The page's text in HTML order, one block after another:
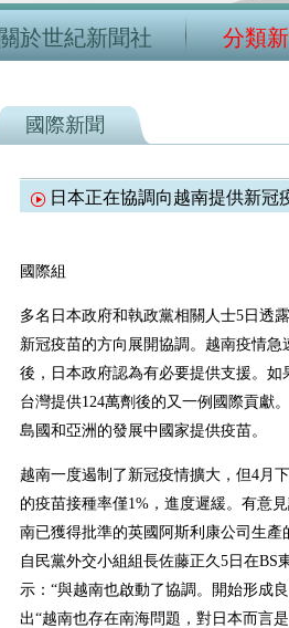
關於世紀新聞社 分類
國際新聞
日本正在協調向越南提供新冠
國際組
多名日本政府和執政黨相關人士5日透
新冠疫苗的方向展開協調。越南疫情
後，日本政府認為有必要提供支援。如
台灣提供124萬劑後的又一例國際貢獻
島國和亞洲的發展中國家提供疫苗。
越南一度遏制了新冠疫情擴大，但4月
的疫苗接種率僅1%，進度遲緩。有意
南已獲得批準的英國阿斯利康公司生產
自民黨外交小組組長佐藤正久5日在BS
示：“與越南也啟動了協調。開始形成
出“越南也存在南海問題，對日本而言